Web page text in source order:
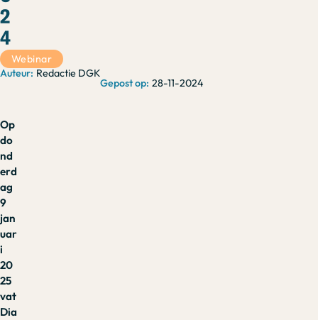
2
4
Redactie DGK
28-11-2024
Webinar
Op
do
nd
erd
ag
9
jan
uar
i
20
25
vat
Dia